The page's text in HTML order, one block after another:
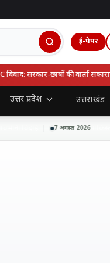
ई-पेपर
सरकार-छात्रों की वार्ता
उत्तर प्रदेश उत्तराखंड
विदाई 7 अगस्त 2026